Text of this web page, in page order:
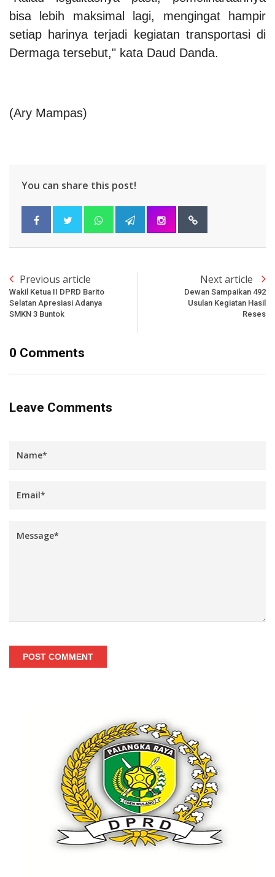
bisa lebih maksimal lagi, mengingat hampir
setiap harinya terjadi kegiatan transportasi di
Dermaga tersebut," kata Daud Danda.
(Ary Mampas)
You can share this post!
Previous article
Wakil Ketua II DPRD Barito
Selatan Apresiasi Adanya
SMKN 3 Buntok
Next article
Dewan Sampaikan 492
Usulan Kegiatan Hasil
Reses
0 Comments
Leave Comments
POST COMMENT